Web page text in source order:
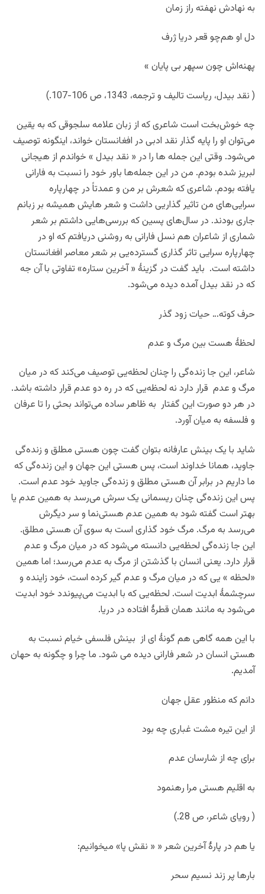
به نهادش نهفته راز زمان
دل او هم‌چو قعر دریا ژرف
پهنه‌اش چون سپهر بی پایان »
( نقد بیدل، ریاست تالیف و ترجمه، 1343، ص 106-107.)
چه خوش‌بخت است شاعری که از زبان علامه سلجوقی که به یقین
می‌توان او را پایه گذار نقد ادبی در افغانستان خواند، اینگونه توصیف
می‌شود. وقتی این جمله ها را در « نقد بیدل » خواندم از هیجانی
لبریز شده بودم. من در این جمله‌ها باور خود را نسبت به فارانی
یافته بودم. شاعری که شعرش بر من و عمدتاً در چهارپاره
سرایی‌های من تاثیر گذاریی داشت و شعر هایش همیشه بر زبانم
جاری بودند. در سال‌های پسین که بررسی‌هایی داشتم بر شعر
شماری از شاعران هم نسل فارانی به روشنی دریافتم که او در
چهارپاره سرایی تاثر گذاری گسترده‌یی بر شعر معاصر افغانستان
داشته است. باید گفت در گزینۀ « آخرین ستاره» تفاوتی با آن جه
که در نقد بیدل آمده دیده می‌شود.
حرف کوته… حیات زود گذر
لحظۀ هست بین مرگ و عدم
شاعر، این جا زنده‌گی را چنان لحظه‌یی توصیف می‌کند که در میان
مرگ و عدم قرار دارد نه لحظه‌یی که در ره دو عدم قرار داشته باشد.
در هر دو صورت این گفتار به ظاهر ساده می‌تواند بحثی را تا عرفان
و فلسفه به میان آورد.
شاید با یک بینش عارفانه بتوان گفت چون هستی مطلق و زنده‌گی
جاوید، همانا خداوند است، پس هستی این جهان و این زنده‌گی که
ما داریم در برابر آن هستی مطلق و زنده‌گی جاوید خود عدم است.
پس این زنده‌گی چنان ریسمانی یک سرش می‌رسد به همین عدم یا
بهتر است گفته شود به همین عدم هستی‌نما و سر دیگرش
می‌رسد به مرگ. مرگ خود گذاری است به سوی آن هستی مطلق.
این جا زنده‌گی لحظه‌یی دانسته می‌شود که در میان مرگ و عدم
قرار دارد. یعنی انسان با گذشتن از مرگ به عدم می‌رسد؛ اما همین
«لحظه » یی که در میان مرگ و عدم گیر کرده است، خود زاینده و
سرچشمۀ ابدیت است. لحظه‌یی که با ابدیت می‌پیوندد خود ابدیت
می‌شود به مانند همان قطرۀ افتاده در دریا.
با این همه گاهی هم گونۀ ای از بینش فلسفی خیام نسبت به
هستی انسان در شعر فارانی دیده می شود. ما چرا و چگونه به حهان
آمدیم.
دانم که منظور عقل جهان
از این تیره مشت غباری چه بود
برای چه از شارسان عدم
به اقلیم هستی مرا رهنمود
( رویای شاعر، ص 28.)
یا هم در پارۀ آخرین شعر « « نقش پا» میخوانیم:
بارها پر زند نسیم سحر